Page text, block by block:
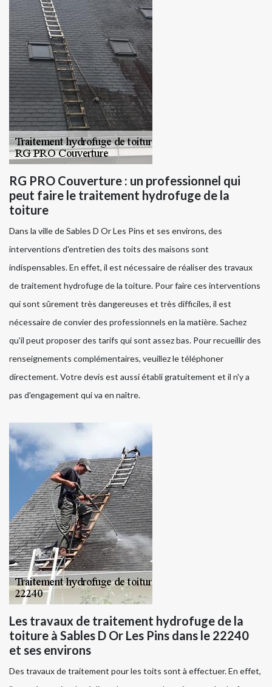
RG PRO Couverture : un professionnel qui
peut faire le traitement hydrofuge de la
toiture
Dans la ville de Sables D Or Les Pins et ses environs, des
interventions d'entretien des toits des maisons sont
indispensables. En effet, il est nécessaire de réaliser des travaux
de traitement hydrofuge de la toiture. Pour faire ces interventions
qui sont sûrement très dangereuses et très difficiles, il est
nécessaire de convier des professionnels en la matière. Sachez
qu'il peut proposer des tarifs qui sont assez bas. Pour recueillir des
renseignements complémentaires, veuillez le téléphoner
directement. Votre devis est aussi établi gratuitement et il n'y a
pas d'engagement qui va en naître.
Les travaux de traitement hydrofuge de la
toiture à Sables D Or Les Pins dans le 22240
et ses environs
Des travaux de traitement pour les toits sont à effectuer. En effet,